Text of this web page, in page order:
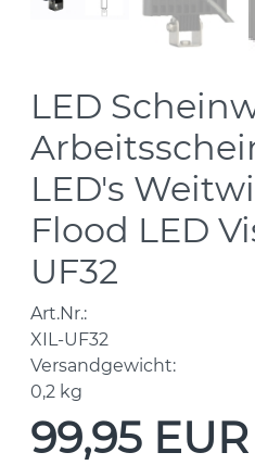
LED
LED's
Flood LED
UF32
Art.Nr.:
XIL-UF32
Versandgewicht:
0,2 kg
99,95 EUR